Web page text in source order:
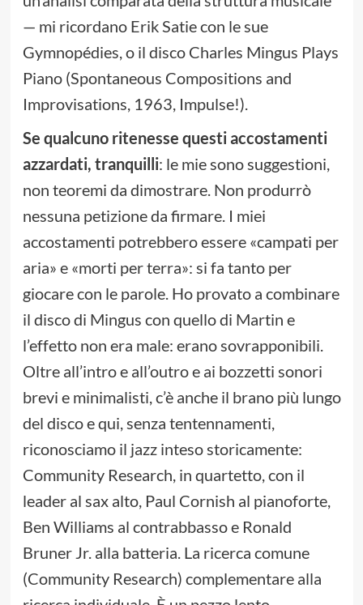
— mi ricordano Erik Satie con le sue
Gymnopédies, o il disco Charles Mingus Plays
Piano (Spontaneous Compositions and
Improvisations, 1963, Impulse!).
Se qualcuno ritenesse questi accostamenti
azzardati, tranquilli: le mie sono suggestioni,
non teoremi da dimostrare. Non produrrò
nessuna petizione da firmare. I miei
accostamenti potrebbero essere «campati per
aria» e «morti per terra»: si fa tanto per
giocare con le parole. Ho provato a combinare
il disco di Mingus con quello di Martin e
l’effetto non era male: erano sovrapponibili.
Oltre all’intro e all’outro e ai bozzetti sonori
brevi e minimalisti, c’è anche il brano più lungo
del disco e qui, senza tentennamenti,
riconosciamo il jazz inteso storicamente:
Community Research, in quartetto, con il
leader al sax alto, Paul Cornish al pianoforte,
Ben Williams al contrabbasso e Ronald
Bruner Jr. alla batteria. La ricerca comune
(Community Research) complementare alla